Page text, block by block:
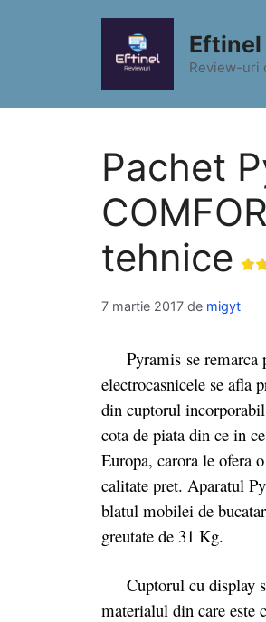
Eftinel
Review-uri
Pachet
tehnice
7 martie 2017 de migyt
Pyramis se remarca
electrocasnicele se afla
din cuptorul
cota de piata din ce in
Europa, carora le ofera
calitate pret. Aparatul
blatul mobilei de
greutate de 31 Kg.
Cuptorul cu display si
materialul din care este